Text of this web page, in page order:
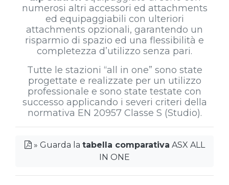
numerosi altri accessori ed attachments
ed equipaggiabili con ulteriori
attachments opzionali, garantendo un
risparmio di spazio ed una flessibilità e
completezza d’utilizzo senza pari.
Tutte le stazioni “all in one” sono state
progettate e realizzate per un utilizzo
professionale e sono state testate con
successo applicando i severi criteri della
normativa EN 20957 Classe S (Studio).
» Guarda la tabella comparativa ASX ALL
IN ONE